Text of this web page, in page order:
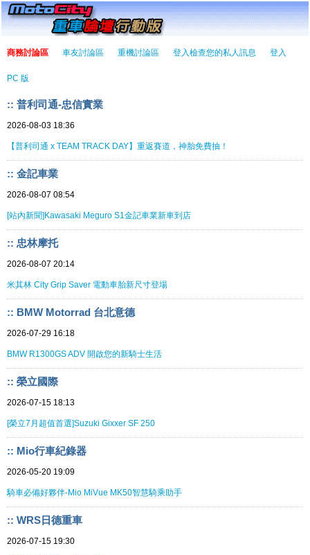
商務討論區 車友討論區 重機討論區 登入檢查您的私人訊息 登入
PC 版
:: 普利司通-忠信實業
2026-08-03 18:36
【普利司通 x TEAM TRACK DAY】重返賽道，神胎免費抽！
:: 金記車業
2026-08-07 08:54
[站內新聞]Kawasaki Meguro S1金記車業新車到店
:: 忠林摩托
2026-08-07 20:14
米其林 City Grip Saver 電動車胎新尺寸登場
:: BMW Motorrad 台北意德
2026-07-29 16:18
BMW R1300GS ADV 開啟您的新騎士生活
:: 榮立國際
2026-07-15 18:13
[榮立7月超值首選]Suzuki Gixxer SF 250
:: Mio行車紀錄器
2026-05-20 19:09
騎車必備好夥伴-Mio MiVue MK50智慧騎乘助手
:: WRS日德重車
2026-07-15 19:30